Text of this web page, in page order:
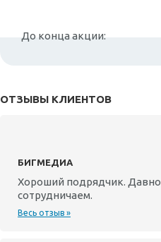
До конца акции:
ОТЗЫВЫ КЛИЕНТОВ
БИГМЕДИА
Хороший подрядчик. Давно
сотрудничаем.
Весь отзыв »